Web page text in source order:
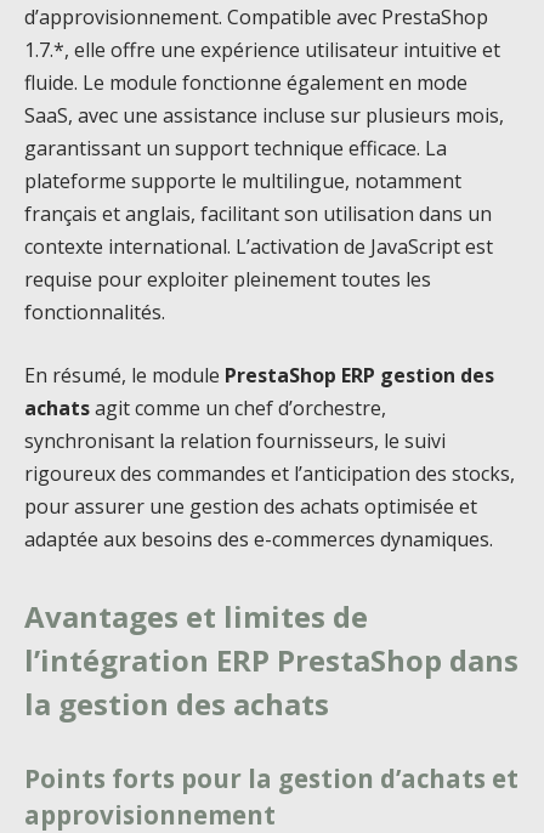
d’approvisionnement. Compatible avec PrestaShop
1.7.*, elle offre une expérience utilisateur intuitive et
fluide. Le module fonctionne également en mode
SaaS, avec une assistance incluse sur plusieurs mois,
garantissant un support technique efficace. La
plateforme supporte le multilingue, notamment
français et anglais, facilitant son utilisation dans un
contexte international. L’activation de JavaScript est
requise pour exploiter pleinement toutes les
fonctionnalités.
En résumé, le module PrestaShop ERP gestion des
achatsagit comme un chef d’orchestre,
synchronisant la relation fournisseurs, le suivi
rigoureux des commandes et l’anticipation des stocks,
pour assurer une gestion des achats optimisée et
adaptée aux besoins des e-commerces dynamiques.
Avantages et limites de
l’intégration ERP PrestaShop dans
la gestion des achats
Points forts pour la gestion d’achats et
approvisionnement